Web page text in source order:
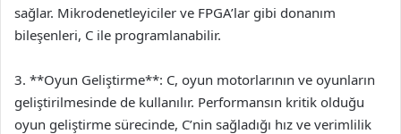
sağlar. Mikrodenetleyiciler ve FPGA’lar gibi donanım
bileşenleri, C ile programlanabilir.
3. **Oyun Geliştirme**: C, oyun motorlarının ve oyunların
geliştirilmesinde de kullanılır. Performansın kritik olduğu
oyun geliştirme sürecinde, C’nin sağladığı hız ve verimlilik